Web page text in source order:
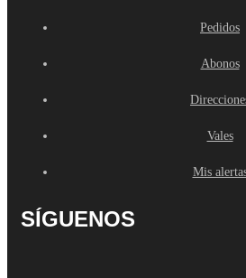
Pedidos
Abonos
Vales
Mis
SÍGUENOS